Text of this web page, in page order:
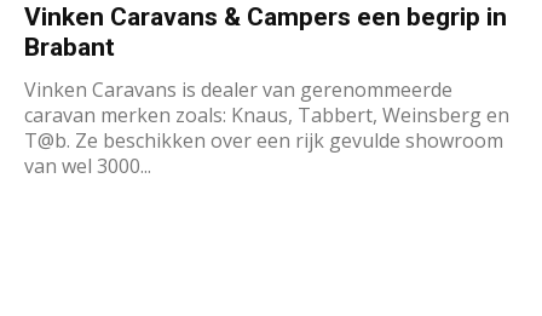
Vinken Caravans & Campers een begrip in
Brabant
Vinken Caravans is dealer van gerenommeerde
caravan merken zoals: Knaus, Tabbert, Weinsberg en
T@b. Ze beschikken over een rijk gevulde showroom
van wel 3000...